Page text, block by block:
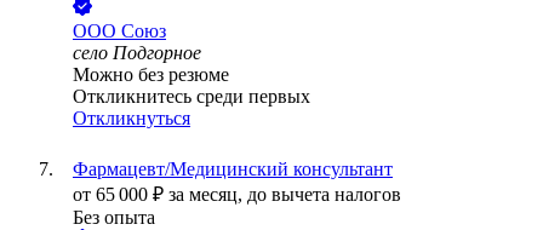
ООО Союз
село Подгорное
Можно без резюме
Откликнитесь среди первых
Откликнуться
Фармацевт/Медицинский консультант
от 65 000 ₽ за месяц, до вычета налогов
Без опыта